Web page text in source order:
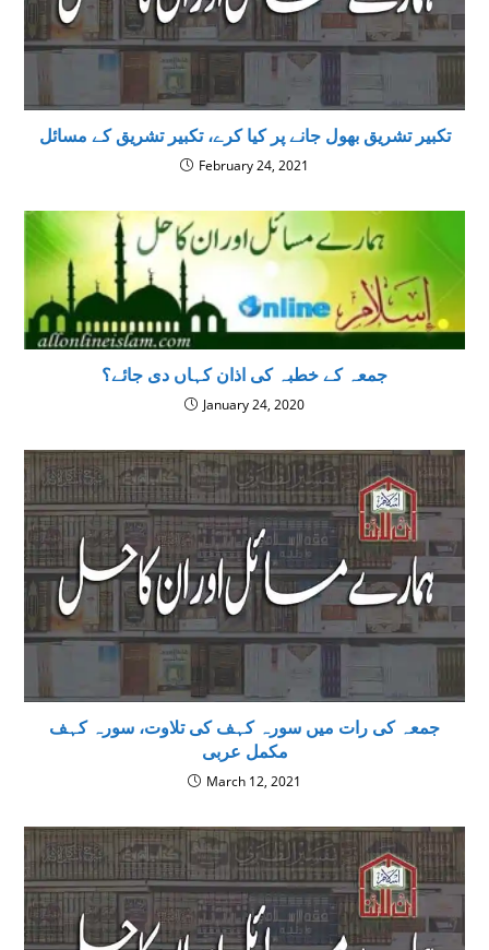
تکبیر تشریق بھول جانے پر کیا کرے، تکبیر تشریق کے مسائل
February 24, 2021
جمعہ کے خطبہ کی اذان کہاں دی جائے؟
January 24, 2020
جمعہ کی رات میں سورہ کہف کی تلاوت، سورہ کہف
مکمل عربی
March 12, 2021